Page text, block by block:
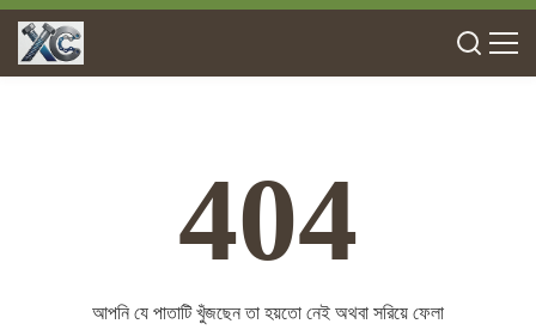
404
আপনি যে পাতাটি খুঁজছেন তা হয়তো নেই অথবা সরিয়ে ফেলা